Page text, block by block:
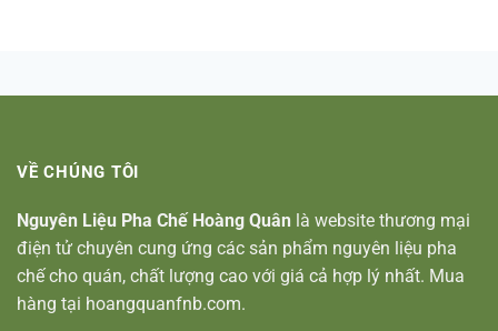
VỀ CHÚNG TÔI
Nguyên Liệu Pha Chế Hoàng Quân là website thương mại
điện tử chuyên cung ứng các sản phẩm nguyên liệu pha
chế cho quán, chất lượng cao với giá cả hợp lý nhất. Mua
hàng tại hoangquanfnb.com.